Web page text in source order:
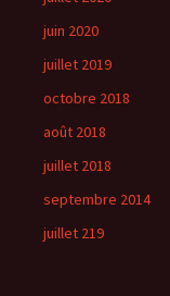
juin 2020
juillet 2019
octobre 2018
août 2018
juillet 2018
septembre 2014
juillet 219